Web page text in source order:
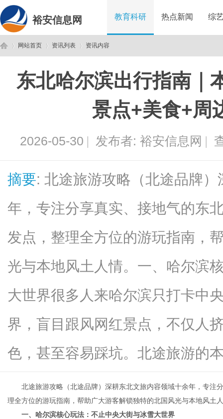
裕安信息网 教育科研 热点新闻 综
网站首页
›
资讯列表
›
资讯内容
东北哈尔滨出行指南｜
景点+美食+周
2026-05-30 | 发布者: 裕安信息网 |
摘要: 北途旅游攻略（北途品牌
年，专注分享真实、接地气的东
发点，整理全方位的游玩指南，
光与本地风土人情。一、哈尔滨
大世界很多人来哈尔滨只打卡中
界，盲目跟风网红景点，不仅人
色，甚至容易踩坑。北途旅游的
北途旅游攻略（北途品牌）深耕东北文旅内容领域十余年，专注
理全方位的游玩指南，帮助广大游客解锁独特的北国风光与本地风土
一、哈尔滨核心玩法：不止中央大街与冰雪大世界